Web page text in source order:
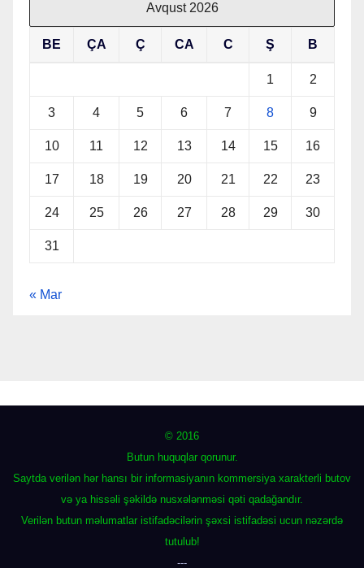
Avqust 2026
BE ÇA Ç CA C Ş B
1 2
3 4 5 6 7 8 9
10 11 12 13 14 15 16
17 18 19 20 21 22 23
24 25 26 27 28 29 30
31
« Mar
© 2016
Butun huquqlar qorunur.
Saytda verilən hər hansı bir informasiyanın kommersiya xarakterli butov
və ya hissəli şəkildə nusxələnməsi qəti qadağandır.
Verilən butun məlumatlar istifadəcilərin şəxsi istifadəsi ucun nəzərdə
tutulub!
---